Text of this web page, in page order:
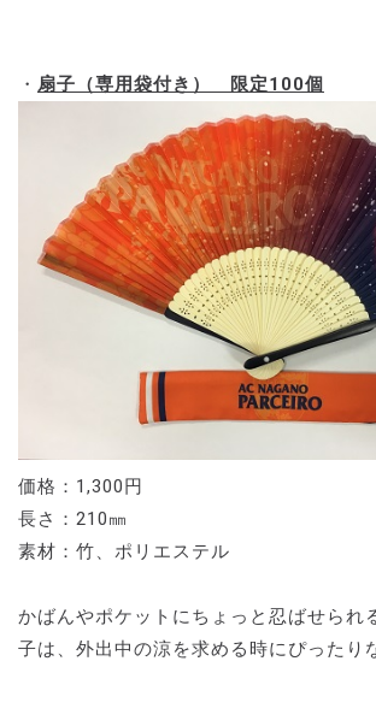
・ 扇子（専用袋付き） 限定100個
価格：1,300円
長さ：210㎜
素材：竹、ポリエステル
かばんやポケットにちょっと忍ばせられ
子は、外出中の涼を求める時にぴったり